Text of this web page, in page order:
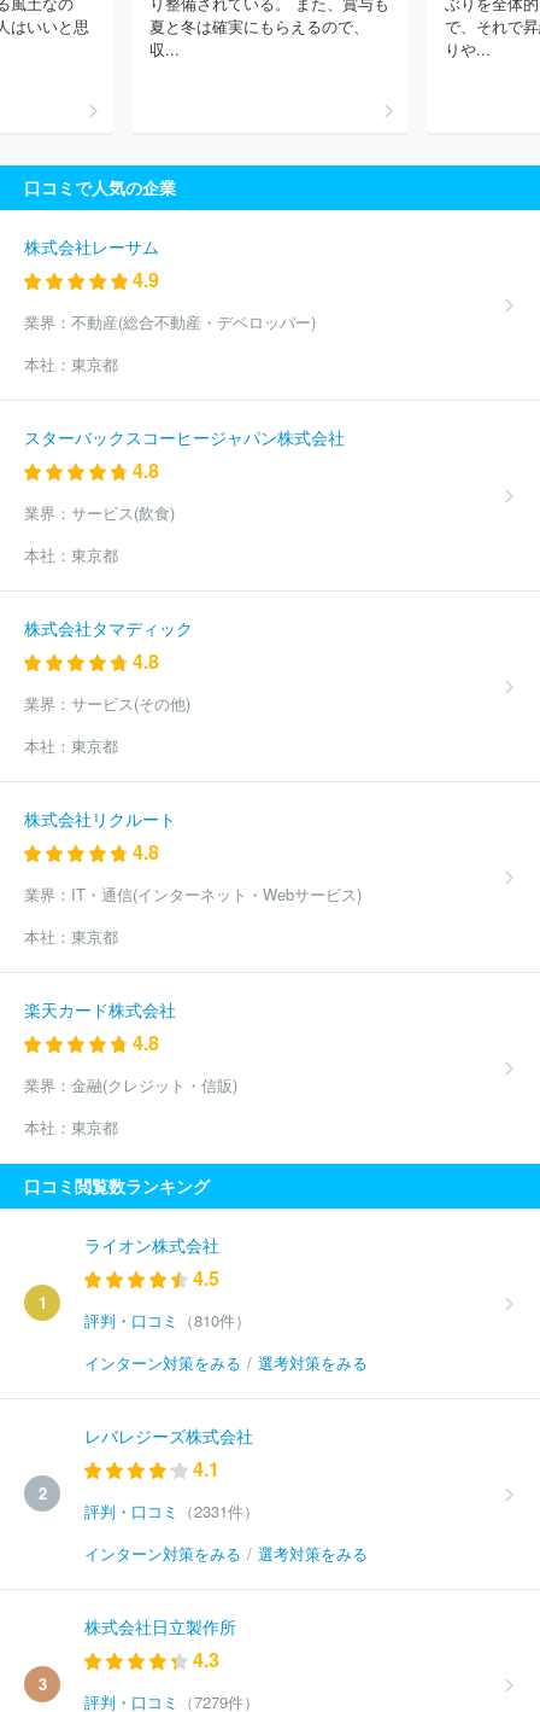
ップ株式会社
株式会社リクルートメディカルキャリア
三菱ケミ
カルシステム株式会社
株式会社フロンティアインターナショナル
ディングス
三菱電機エンジニアリング株式
ーナショナルグループ株式会社
京西テクノス株式会社
株式会社
シグマクシス・ホールディングス
株式会社パソナグループ
社丸井グループ
株式会社ケーユーホールディングス
トシステム株式会社
株式会社コー
セーホールディングス
ＡＫＫＯＤｉＳコンサルティング株式会社
会社
株式会社綜合キャリアオプション
ニアリング株式会社
ＭＩＲＡＲＴＨホールディングス株式会社
ィングス株式会社
ほか(18732件)
はいいと思
夏と冬は確実にもらえるので、
収...
で、それで
りや...
口コミで人気の企業
株式会社レーサム
4.9
業界： 不動産(総合不動産・デベロッパー)
本社： 東京都
スターバックスコーヒージャパン株式会社
4.8
業界： サービス(飲食)
本社： 東京都
株式会社タマディック
4.8
業界： サービス(その他)
本社： 東京都
株式会社リクルート
4.8
業界： IT・通信(インターネット・Webサービス)
本社： 東京都
楽天カード株式会社
4.8
業界： 金融(クレジット・信販)
本社： 東京都
口コミ閲覧数ランキング
1
ライオン株式会社
4.5
評判・口コミ
（810件）
インターン対策をみる / 選考対策をみる
2
レバレジーズ株式会社
4.1
評判・口コミ
（2331件）
インターン対策をみる / 選考対策をみる
3
株式会社日立製作所
4.3
評判・口コミ
（7279件）